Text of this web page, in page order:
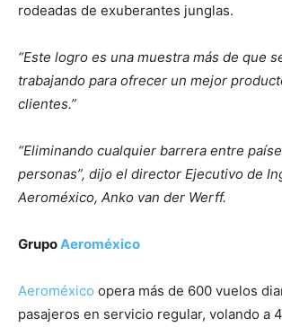
rodeadas de exuberantes junglas.
“Este logro es una muestra más de que
trabajando para ofrecer un mejor
clientes.”
“Eliminando cualquier barrera entre
personas”, dijo el director Ejecutivo de
Aeroméxico, Anko van der Werff.
GrupoAeroméxico
Aeroméxico opera más de 600 vuelos
pasajeros en servicio regular, volando a